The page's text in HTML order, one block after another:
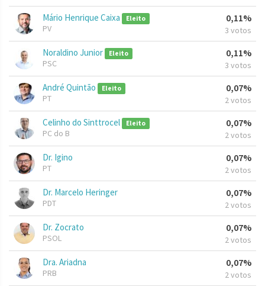
Mário Henrique Caixa Eleito
PV
0,11%
3 votos
Noraldino Junior Eleito
PSC
0,11%
3 votos
André Quintão Eleito
PT
0,07%
2 votos
Celinho do Sinttrocel Eleito
PC do B
0,07%
2 votos
Dr. Igino
PT
0,07%
2 votos
Dr. Marcelo Heringer
PDT
0,07%
2 votos
Dr. Zocrato
PSOL
0,07%
2 votos
Dra. Ariadna
PRB
0,07%
2 votos